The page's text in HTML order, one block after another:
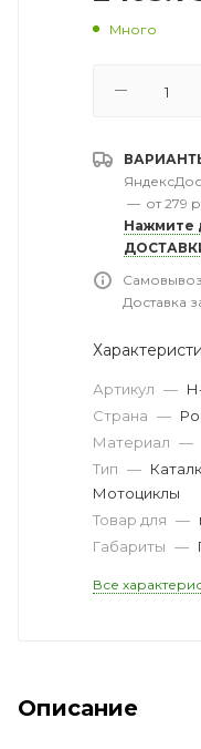
Много
— от 279
Нажмите
Доставка
Артикул —
Страна —
Материал —
Тип —
Мотоциклы
Товар для —
Габариты —
Все
Описание